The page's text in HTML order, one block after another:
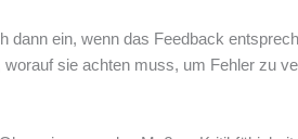
dann ein, wenn das Feedback
sie achten muss, um Fehler zu